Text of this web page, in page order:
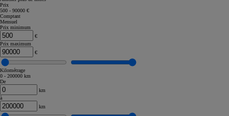
Prix
500 - 90000 €
Comptant
Mensuel
Prix minimum
€
Prix maximum
€
Kilométrage
0 - 200000 km
De
km
à
km